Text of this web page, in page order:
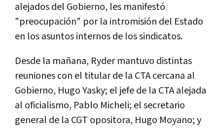
alejados del Gobierno, les manifestó
"preocupación" por la intromisión del Estado
en los asuntos internos de los sindicatos.
Desde la mañana, Ryder mantuvo distintas
reuniones con el titular de la CTA cercana al
Gobierno, Hugo Yasky; el jefe de la CTA alejada
al oficialismo, Pablo Micheli; el secretario
general de la CGT opositora, Hugo Moyano; y